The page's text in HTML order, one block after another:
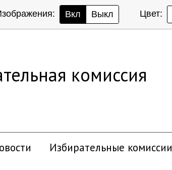
Вкл Выкл Цвет:
комиссия
Избирательные комиссии